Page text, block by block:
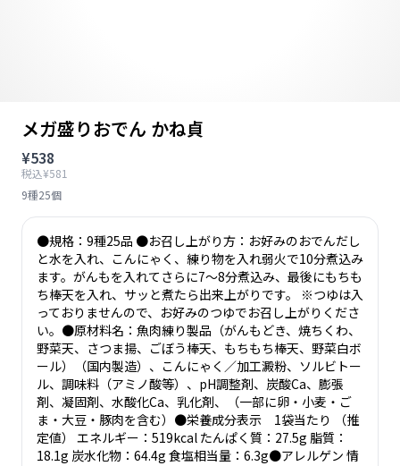
メガ盛りおでん かね貞
¥538
税込¥581
9種25個
●規格：9種25品 ●お召し上がり方：お好みのおでんだし
と水を入れ、こんにゃく、練り物を入れ弱火で10分煮込み
ます。がんもを入れてさらに7～8分煮込み、最後にもちも
ち棒天を入れ、サッと煮たら出来上がりです。 ※つゆは入
っておりませんので、お好みのつゆでお召し上がりくださ
い。●原材料名：魚肉練り製品（がんもどき、焼ちくわ、
野菜天、さつま揚、ごぼう棒天、もちもち棒天、野菜白ボ
ール）（国内製造）、こんにゃく／加工澱粉、ソルビトー
ル、調味料（アミノ酸等）、pH調整剤、炭酸Ca、膨張
剤、凝固剤、水酸化Ca、乳化剤、（一部に卵・小麦・ご
ま・大豆・豚肉を含む）●栄養成分表示 1袋当たり （推
定値） エネルギー：519kcal たんぱく質：27.5g 脂質：
18.1g 炭水化物：64.4g 食塩相当量：6.3g●アレルゲン 情